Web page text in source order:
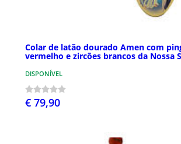
Colar de latão dourado Amen com
vermelho e zircões brancos da Nossa
DISPONÍVEL
€ 79,90